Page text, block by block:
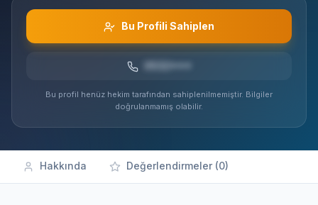
Bu Profili Sahiplen
Bu profil henüz hekim tarafından sahiplenilmemiştir. Bilgiler
doğrulanmamış olabilir.
Hakkında Değerlendirmeler (0)